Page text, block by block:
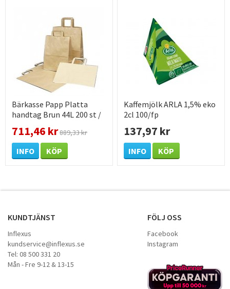
Bärkasse Papp Platta
handtag Brun 44L 200 st /
förpackning
711,46 kr889,33 kr
INFO KÖP
Kaffemjölk ARLA 1,5% eko
2cl 100/fp
137,97 kr
INFO KÖP
KUNDTJÄNST
Inflexus
kundservice@inflexus.se
Tel: 08 500 331 20
Mån - Fre 9-12 & 13-15
FÖLJ OSS
Facebook
Instagram